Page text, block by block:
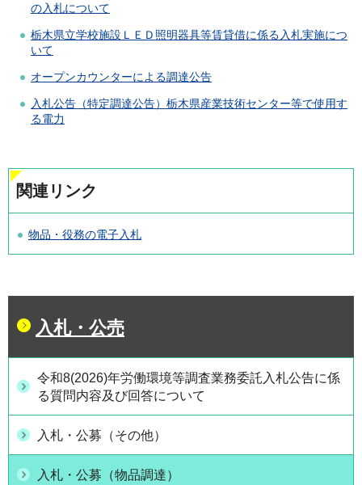
の入札について
栃木県立学校施設ＬＥＤ照明器具等賃貸借に係る入札実施につ
いて
オープンカウンターによる調達公告
入札公告（特定調達公告）栃木県産業技術センター等で使用す
る電力
関連リンク
物品・役務の電子入札
入札・公売
令和8(2026)年労働環境等調査業務委託入札公告に係
る質問内容及び回答について
入札・公募（その他）
入札・公募（物品調達）